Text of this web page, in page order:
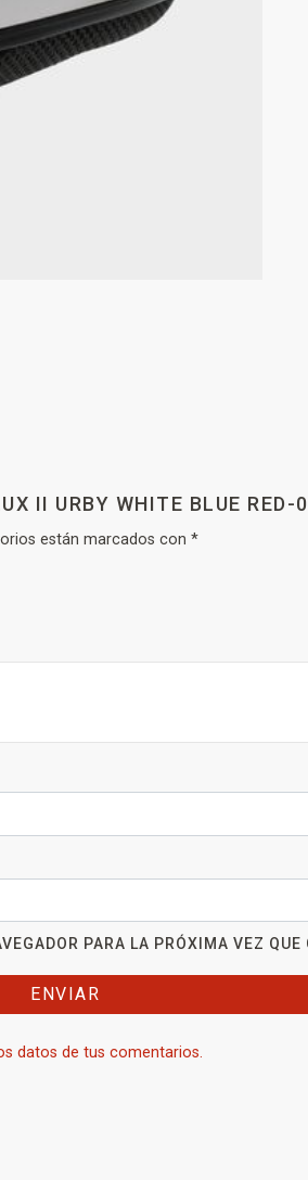
II URBY WHITE BLUE RED-
están marcados con *
PARA LA PRÓXIMA VEZ QUE
datos de tus comentarios.